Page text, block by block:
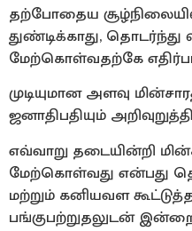
தற்போதைய
துண்டிக்காது,
மேற்கொள்வதற்கே
முடியுமான அளவு
ஜனாதிபதியும்
எவ்வாறு தடையின்றி
மேற்கொள்வது என்பது
மற்றும் கனியவள
பங்குபற்றுதலுடன்